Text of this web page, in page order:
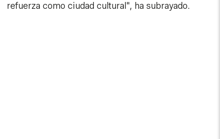
refuerza como ciudad cultural", ha subrayado.